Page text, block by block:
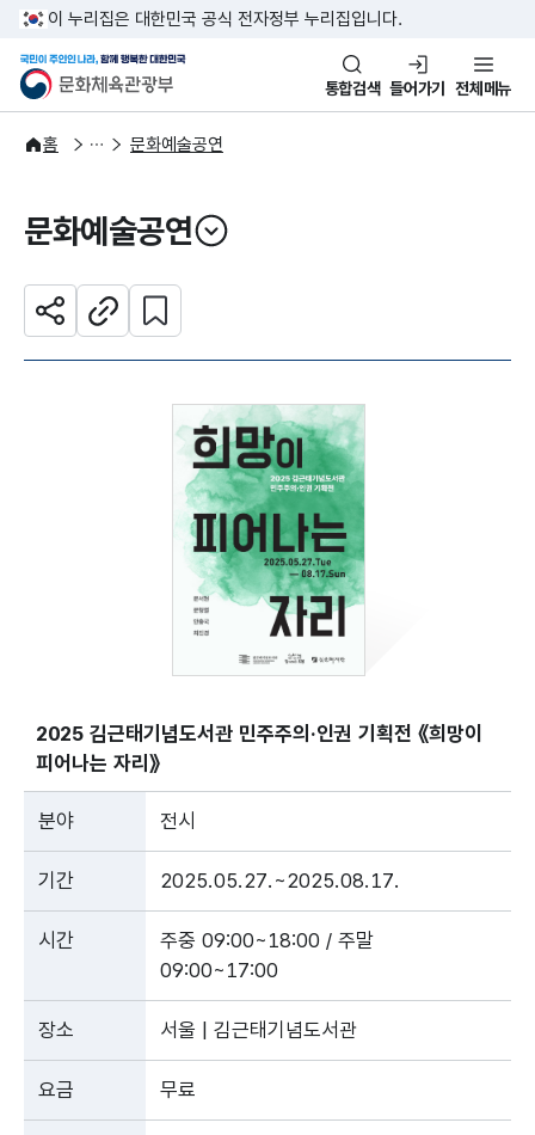
본문 바로가기
주메뉴 바로가기
이 누리집은 대한민국 공식 전자정부 누리집입니다.
문화체육관광부
국민이 주인인 나라, 함께 행복
통합검색 들어가기 전체메뉴
홈
문화광장 문화예술공연
문화예술공연
열기
공유하기주소복사
관심 콘텐츠 설정하기
2025 김근태기념도서관 민주주의·인권 기획전 《희망이
피어나는 자리》
분야 전시
기간 2025.05.27.~2025.08.17.
시간
주중 09:00~18:00 / 주말
09:00~17:00
장소 서울 | 김근태기념도서관
요금 무료